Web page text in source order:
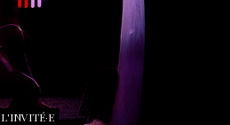
L'INVITÉ·E